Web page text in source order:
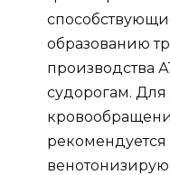
образованию
производства
судорогам.